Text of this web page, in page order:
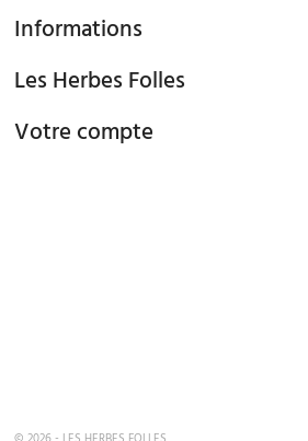
Informations
Les Herbes Folles
Votre compte